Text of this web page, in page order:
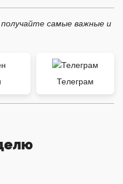
самые важные и
Телеграм